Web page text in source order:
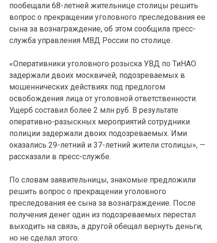
пообещали 68-летней жительнице столицы решить
вопрос о прекращении уголовного преследования ее
сына за вознаграждение, об этом сообщила пресс-
служба управления МВД России по столице.
«Оперативники уголовного розыска УВД по ТиНАО
задержали двоих москвичей, подозреваемых в
мошеннических действиях под предлогом
освобождения лица от уголовной ответственности.
Ущерб составил более 2 млн руб. В результате
оперативно-разыскных мероприятий сотрудники
полиции задержали двоих подозреваемых. Ими
оказались 29-летний и 37-летний жители столицы», —
рассказали в пресс-службе.
По словам заявительницы, знакомые предложили
решить вопрос о прекращении уголовного
преследования ее сына за вознаграждение. После
получения денег один из подозреваемых перестал
выходить на связь, а другой обещал вернуть деньги,
но не сделал этого.